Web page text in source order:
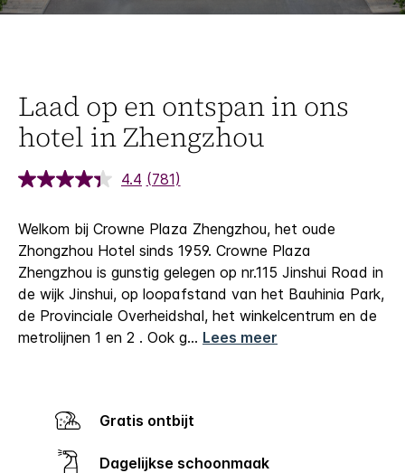
Laad op en ontspan in ons
hotel in Zhengzhou
4.4 (781)
Welkom bij Crowne Plaza Zhengzhou, het oude
Zhongzhou Hotel sinds 1959. Crowne Plaza
Zhengzhou is gunstig gelegen op nr.115 Jinshui Road in
de wijk Jinshui, op loopafstand van het Bauhinia Park,
de Provinciale Overheidshal, het winkelcentrum en de
metrolijnen 1 en 2 . Ook g... Lees meer
Gratis ontbijt
Dagelijkse schoonmaak